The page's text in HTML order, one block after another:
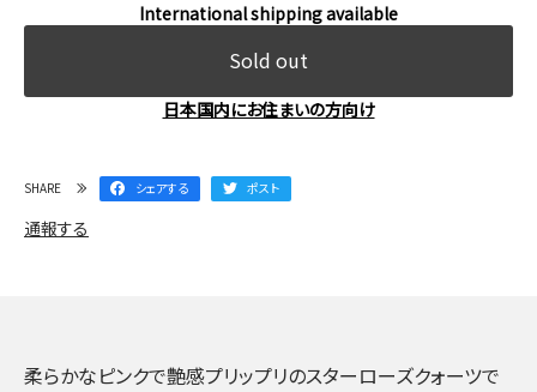
International shipping available
Sold out
日本国内にお住まいの方向け
SHARE シェアする ポスト
通報する
柔らかなピンクで艶感プリップリのスターローズクォーツで